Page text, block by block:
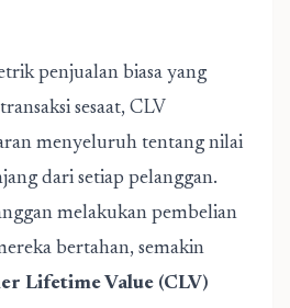
penjualan biasa yang
sesaat, CLV
menyeluruh tentang nilai
dari setiap pelanggan.
melakukan pembelian
bertahan, semakin
Lifetime Value (CLV)